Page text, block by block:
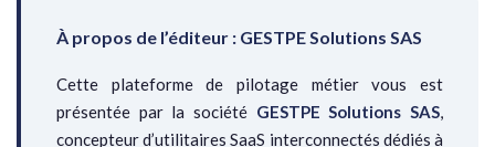
À propos de l’éditeur : GESTPE Solutions SAS
Cette plateforme de pilotage métier vous est
présentée par la société GESTPE Solutions SAS,
concepteur d’utilitaires SaaS interconnectés dédiés à